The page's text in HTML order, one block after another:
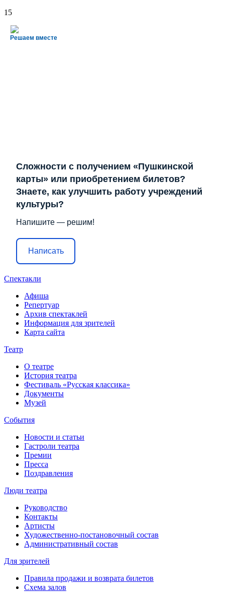
15
Решаем вместе
Сложности с получением «Пушкинской
карты» или приобретением билетов?
Знаете, как улучшить работу учреждений
культуры?
Напишите — решим!
Написать
Спектакли
Афиша
Репертуар
Архив спектаклей
Информация для зрителей
Карта сайта
Театр
О театре
История театра
Фестиваль «Русская классика»
Документы
Музей
События
Новости и статьи
Гастроли театра
Премии
Пресса
Поздравления
Люди театра
Руководство
Контакты
Артисты
Художественно-постановочный состав
Административный состав
Для зрителей
Правила продажи и возврата билетов
Схема залов